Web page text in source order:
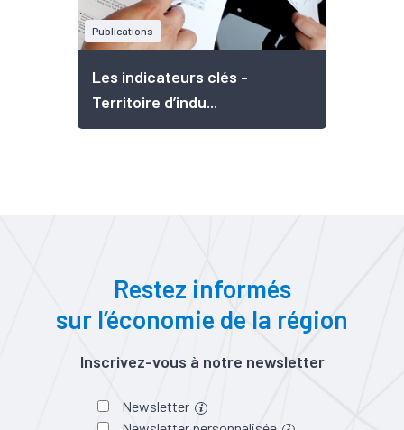
Publications
Les indicateurs clés -
Territoire d’indu...
Restez informés
sur l’économie de la région
Inscrivez-vous à notre newsletter
Newsletter